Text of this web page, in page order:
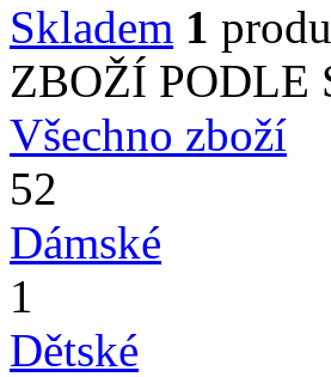
Skladem 1
ZBOŽÍ PODLE
Všechno zboží
52
Dámské
1
Dětské